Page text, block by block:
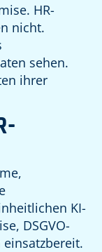
HR-
nicht.
sehen.
ihrer
KI-
DSGVO-